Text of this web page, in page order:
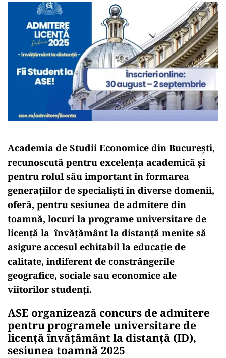
Academia de Studii Economice din București,
recunoscută pentru excelența academică și
pentru rolul său important în formarea
generațiilor de specialiști în diverse domenii,
oferă, pentru sesiunea de admitere din
toamnă, locuri la programe universitare de
licență la învățământ la distanță menite să
asigure accesul echitabil la educație de
calitate, indiferent de constrângerile
geografice, sociale sau economice ale
viitorilor studenți.
ASE organizează concurs de admitere
pentru programele universitare de
licență învățământ la distanță (ID),
sesiunea toamnă 2025